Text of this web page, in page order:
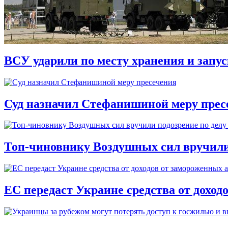
ВСУ ударили по месту хранения и
Суд назначил Стефанишиной меру
Топ-чиновнику Воздушных сил вручили
ЕС передаст Украине средства от